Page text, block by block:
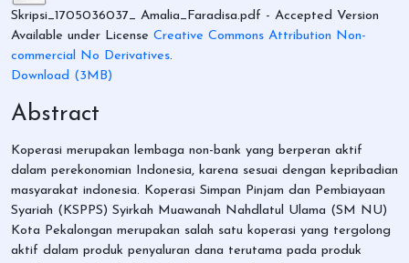
Skripsi_1705036037_ Amalia_Faradisa.pdf - Accepted Version
Available under License Creative Commons Attribution Non-
commercial No Derivatives.
Download (3MB)
Abstract
Koperasi merupakan lembaga non-bank yang berperan aktif
dalam perekonomian Indonesia, karena sesuai dengan kepribadian
masyarakat indonesia. Koperasi Simpan Pinjam dan Pembiayaan
Syariah (KSPPS) Syirkah Muawanah Nahdlatul Ulama (SM NU)
Kota Pekalongan merupakan salah satu koperasi yang tergolong
aktif dalam produk penyaluran dana terutama pada produk